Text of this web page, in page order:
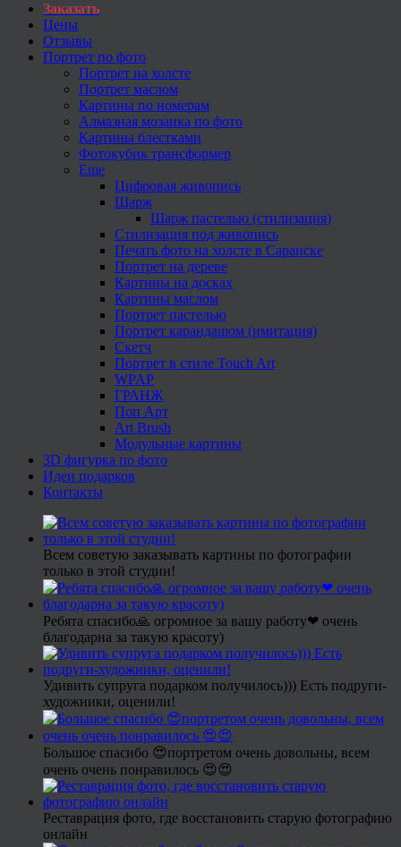
Заказать
Цены
Отзывы
Портрет по фото
Портрет на холсте
Портрет маслом
Картины по номерам
Алмазная мозаика по фото
Картины блестками
Фотокубик трансформер
Еще
Цифровая живопись
Шарж
Шарж пастелью (стилизация)
Стилизация под живопись
Печать фото на холсте в Саранске
Портрет на дереве
Картины на досках
Картины маслом
Портрет пастелью
Портрет карандашом (имитация)
Скетч
Портрет в стиле Touch Art
WPAP
ГРАНЖ
Поп Арт
Art Brush
Модульные картины
3D фигурка по фото
Идеи подарков
Контакты
Всем советую заказывать картины по фотографии
только в этой студии!
Ребята спасибо🙏 огромное за вашу работу❤ очень
благодарна за такую красоту)
Удивить супруга подарком получилось))) Есть подруги-
художники, оценили!
Большое спасибо 😍портретом очень довольны, всем
очень очень понравилось 😍😍
Реставрация фото, где восстановить старую фотографию
онлайн